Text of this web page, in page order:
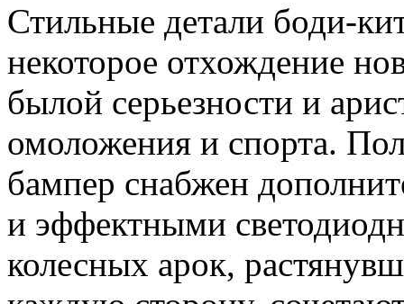
Стильные детали боди-
некоторое отхождение
былой серьезности и
омоложения и спорта.
бампер снабжен
и эффектными
колесных арок,